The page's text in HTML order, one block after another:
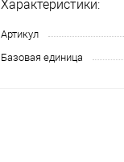
Характеристики:
Артикул
Базовая единица